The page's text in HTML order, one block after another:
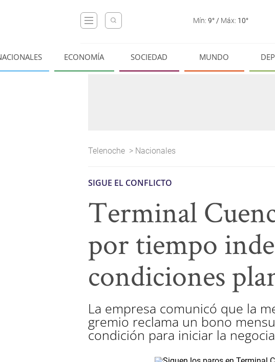
Mín: 9° / Máx: 10°
ECONOMÍA SOCIEDAD MUNDO
Telenoche > Nacionales
SIGUE EL CONFLICTO
Terminal
por tiempo
condiciones
La empresa comunicó que la
gremio reclama un bono
condición para iniciar la